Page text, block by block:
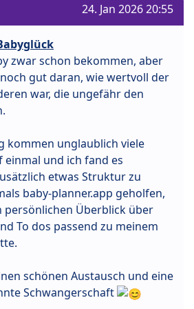
24. Jan 2026 20:55
zwar schon bekommen, aber
gut daran, wie wertvoll der
war, die ungefähr den
kommen unglaublich viele
und ich fand es
etwas Struktur zu
baby-planner.app geholfen,
persönlichen Überblick über
To dos passend zu meinem
schönen Austausch und eine
Schwangerschaft